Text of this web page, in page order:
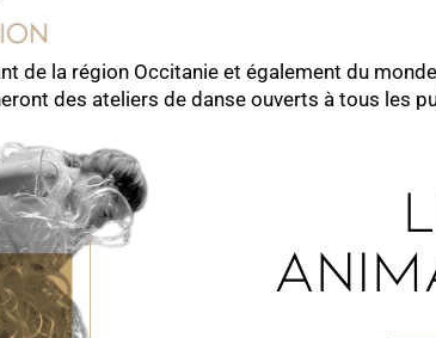
de la région Occitanie et également du
des ateliers de danse ouverts à tous les